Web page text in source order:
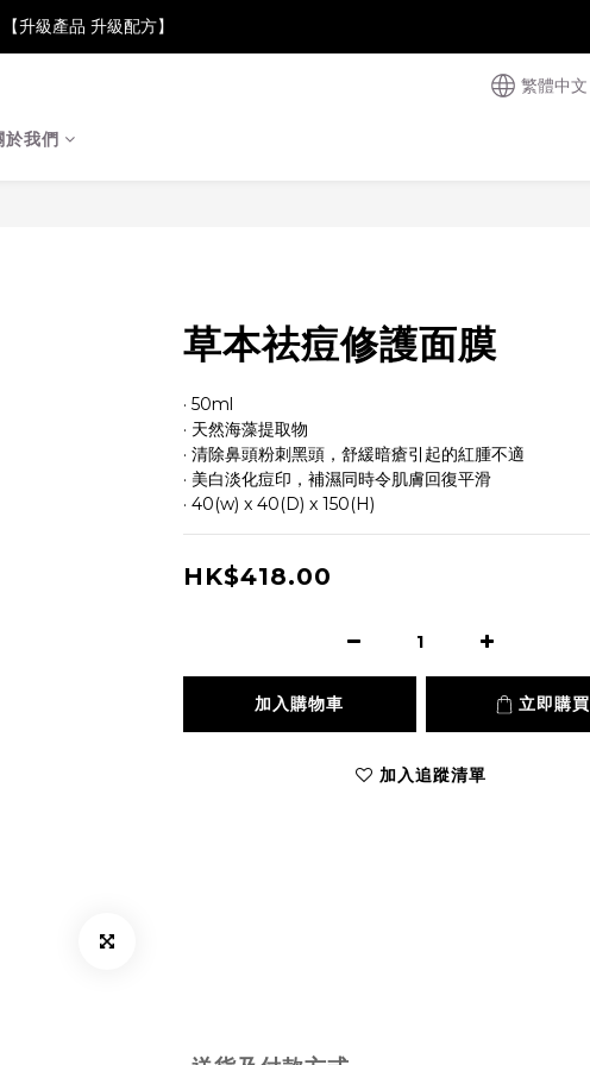
Milan 2024 Professional Award 勇奪金獎】
【升級產品 升級配方】
繁體中文
於我們
草本祛痘修護面膜
· 50ml
· 天然海藻提取物
· 清除鼻頭粉刺黑頭，舒緩暗瘡引起的紅腫不適
· 美白淡化痘印，補濕同時令肌膚回復平滑
· 40(w) x 40(D) x 150(H)
HK$418.00
加入購物車 立即購買
加入追蹤清單